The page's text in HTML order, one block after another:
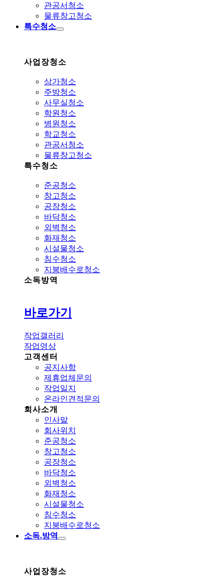
관공서청소
물류창고청소
특수청소
사업장청소
상가청소
주방청소
사무실청소
학원청소
병원청소
학교청소
관공서청소
물류창고청소
특수청소
준공청소
창고청소
공장청소
바닥청소
외벽청소
화재청소
시설물청소
침수청소
지붕배수로청소
소독방역
바로가기
작업갤러리
작업영상
고객센터
공지사항
제휴업체문의
작업일지
온라인견적문의
회사소개
인사말
회사위치
준공청소
창고청소
공장청소
바닥청소
외벽청소
화재청소
시설물청소
침수청소
지붕배수로청소
소독.방역
사업장청소